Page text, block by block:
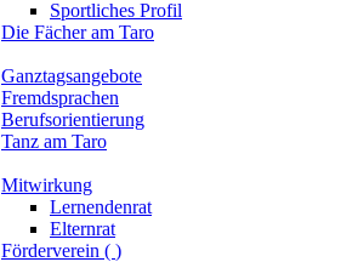
Sportliches Profil
Die Fächer am Taro
Ganztagsangebote
Fremdsprachen
Berufsorientierung
Tanz am Taro
Mitwirkung
Lernendenrat
Elternrat
Förderverein ( )